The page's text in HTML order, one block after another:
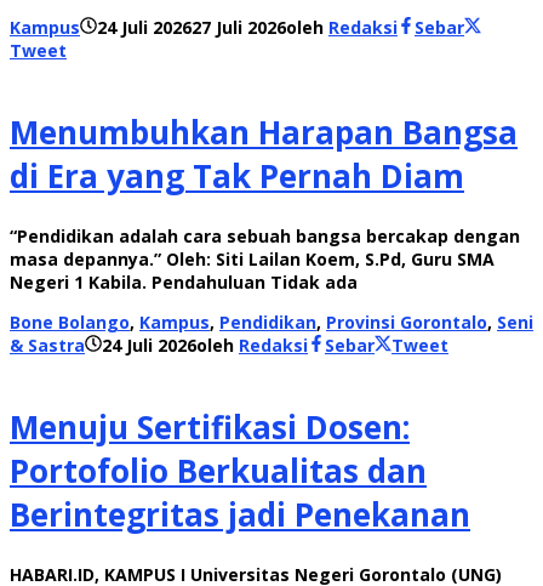
Kampus
24 Juli 202627 Juli 2026oleh Redaksi
Sebar
Tweet
Menumbuhkan Harapan Bangsa
di Era yang Tak Pernah Diam
“Pendidikan adalah cara sebuah bangsa bercakap dengan
masa depannya.” Oleh: Siti Lailan Koem, S.Pd, Guru SMA
Negeri 1 Kabila. Pendahuluan Tidak ada
Bone Bolango, Kampus, Pendidikan, Provinsi Gorontalo, Seni
& Sastra
24 Juli 2026oleh Redaksi Sebar Tweet
Menuju Sertifikasi Dosen:
Portofolio Berkualitas dan
Berintegritas jadi Penekanan
HABARI.ID, KAMPUS I Universitas Negeri Gorontalo (UNG)